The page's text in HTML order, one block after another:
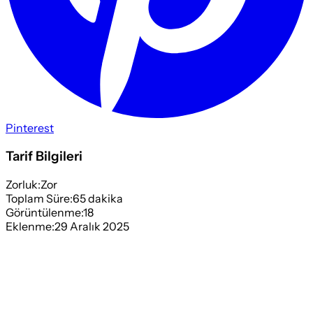
Pinterest
Tarif Bilgileri
Zorluk:Zor
Toplam Süre:65dakika
Görüntülenme:18
Eklenme:29 Aralık 2025